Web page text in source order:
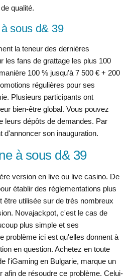
qualité.
sous d& 39
la teneur des dernières
les fans de grattage les plus 100
100 % jusqu'à 7 500 € + 200
régulières pour ses
Plusieurs participants ont
bien-être global. Vous pouvez
leurs dépôts de demandes. Par
d'annoncer son inauguration.
à sous d& 39
version en live ou live casino. De
établir des réglementations plus
utilisée sur de très nombreux
Novajackpot, c'est le cas de
plus simple et ses
problème ici est qu'elles donnent à
en question. Achetez en toute
l'iGaming en Bulgarie, marque un
afin de résoudre ce problème. Celui-